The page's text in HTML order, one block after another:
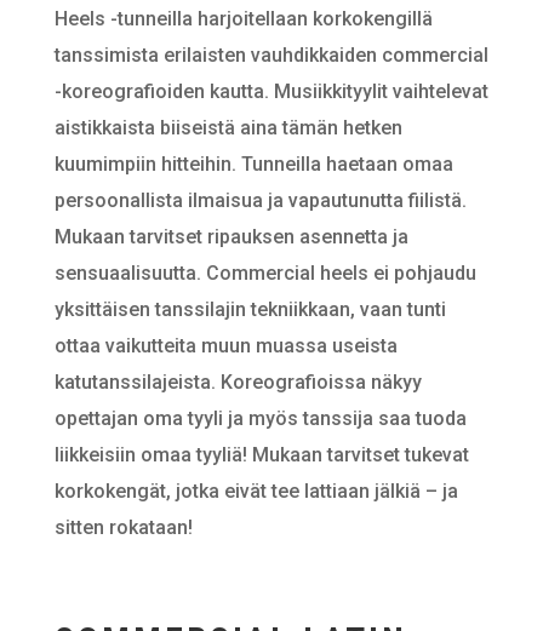
Heels -tunneilla harjoitellaan korkokengillä
tanssimista erilaisten vauhdikkaiden commercial
-koreografioiden kautta. Musiikkityylit vaihtelevat
aistikkaista biiseistä aina tämän hetken
kuumimpiin hitteihin. Tunneilla haetaan omaa
persoonallista ilmaisua ja vapautunutta fiilistä.
Mukaan tarvitset ripauksen asennetta ja
sensuaalisuutta. Commercial heels ei pohjaudu
yksittäisen tanssilajin tekniikkaan, vaan tunti
ottaa vaikutteita muun muassa useista
katutanssilajeista. Koreografioissa näkyy
opettajan oma tyyli ja myös tanssija saa tuoda
liikkeisiin omaa tyyliä! Mukaan tarvitset tukevat
korkokengät, jotka eivät tee lattiaan jälkiä – ja
sitten rokataan!